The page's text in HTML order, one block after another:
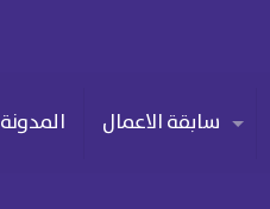
سابقة الاعمال المدونة